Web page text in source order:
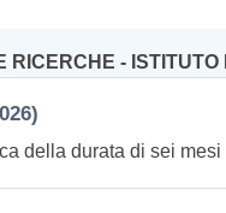
-
della durata di sei